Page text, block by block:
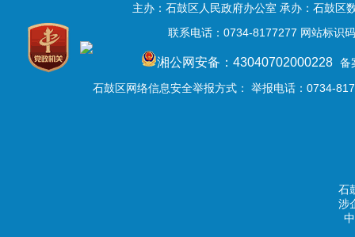
主办：石鼓区人民政府办公室 承办：石鼓区
联系电话：0734-8177277 网站标识
湘公网安备：43040702000228 备
石鼓区网络信息安全举报方式：
举报电话：0734-
石
涉